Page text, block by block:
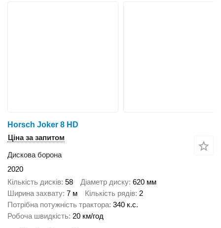
Horsch Joker 8 HD
Ціна за запитом
Дискова борона
2020
Кількість дисків 58 Діаметр диску 620 мм
Ширина захвату 7 м Кількість рядів 2
Потрібна потужність трактора 340 к.с.
Робоча швидкість 20 км/год